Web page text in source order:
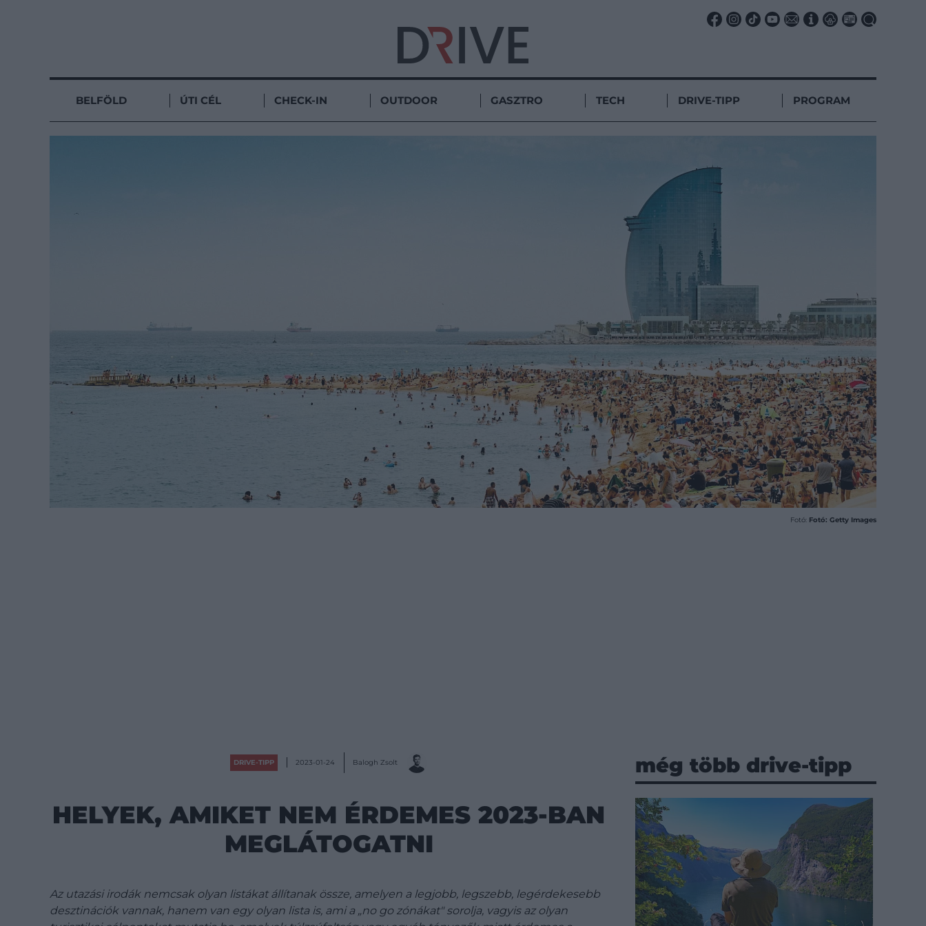
BELFÖLD ÚTI CÉL CHECK-IN OUTDOOR GASZTRO TECH DRIVE-TIPP PROGRAM
Fotó: Fotó: Getty Images
DRIVE-TIPP 2023-01-24 Balogh Zsolt
HELYEK, AMIKET NEM ÉRDEMES 2023-BAN
MEGLÁTOGATNI
Az utazási irodák nemcsak olyan listákat állítanak össze, amelyen a legjobb, legszebb, legérdekesebb
desztinációk vannak, hanem van egy olyan lista is, ami a „no go zónákat" sorolja, vagyis az olyan
még több drive-tipp